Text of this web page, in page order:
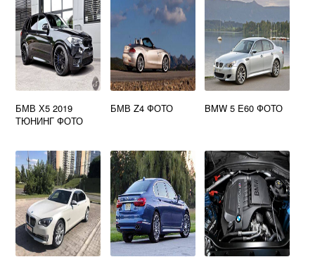
БМВ Х5 2019
ТЮНИНГ ФОТО
БМВ Z4 ФОТО BMW 5 E60 ФОТО